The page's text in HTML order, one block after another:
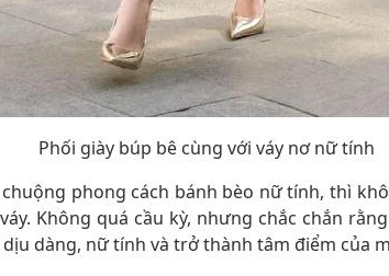
Phối giày búp bê cùng với váy nơ nữ tính
phong cách bánh bèo nữ tính, thì
Không quá cầu kỳ, nhưng chắc chắn
dàng, nữ tính và trở thành tâm điểm của